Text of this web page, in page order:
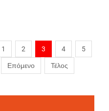
1 2 3 4 5
Επόμενο Τέλος